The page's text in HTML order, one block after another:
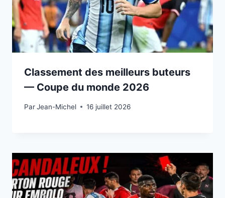
Classement des meilleurs buteurs
— Coupe du monde 2026
ParJean-Michel
15 juillet 2026 16 juillet 2026